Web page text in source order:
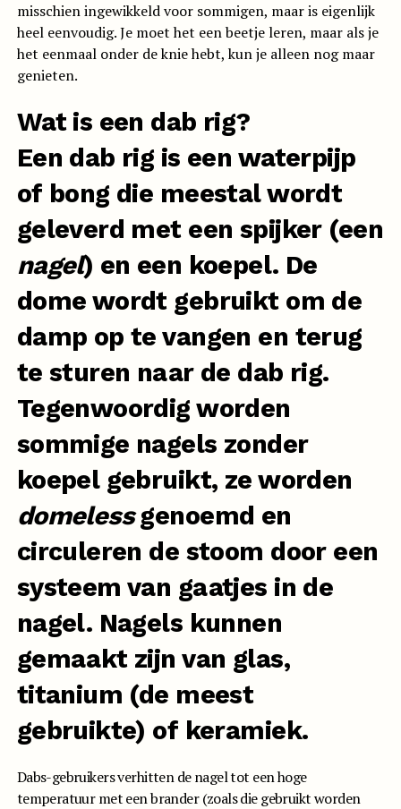
misschien ingewikkeld voor sommigen, maar is eigenlijk
heel eenvoudig. Je moet het een beetje leren, maar als je
het eenmaal onder de knie hebt, kun je alleen nog maar
genieten.
Wat is een dab rig?
Een dab rig is een waterpijp
of bong die meestal wordt
geleverd met een spijker (een
nagel) en een koepel. De
dome wordt gebruikt om de
damp op te vangen en terug
te sturen naar de dab rig.
Tegenwoordig worden
sommige nagels zonder
koepel gebruikt, ze worden
domelessgenoemd en
circuleren de stoom door een
systeem van gaatjes in de
nagel. Nagels kunnen
gemaakt zijn van glas,
titanium (de meest
gebruikte) of keramiek.
Dabs-gebruikers verhitten de nagel tot een hoge
temperatuur met een brander (zoals die gebruikt worden